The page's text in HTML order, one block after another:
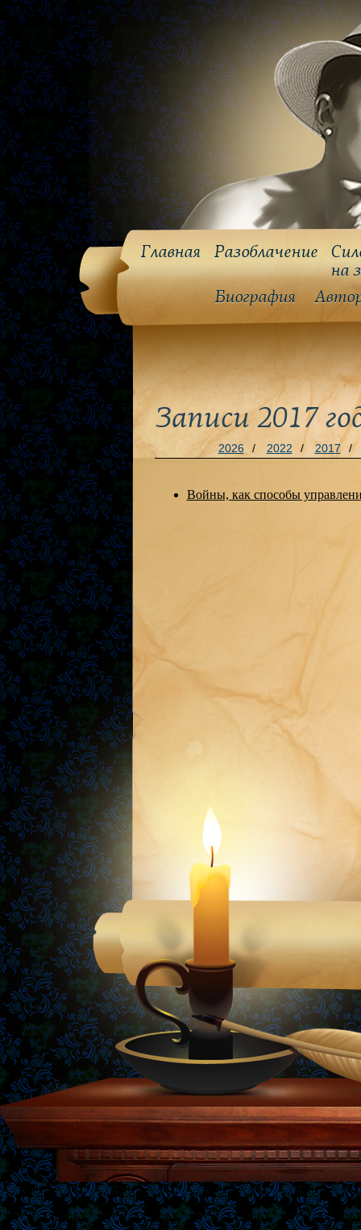
Главная Разоблачение
на
Биография
Записи 2017
2026 / 2022 / 2017 /
Войны, как способы